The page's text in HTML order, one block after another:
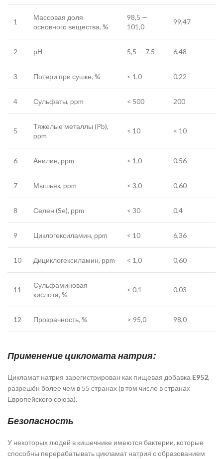
1
Массовая доля
основного вещества, %
98,5 —
101,0
99,47
2 рН 5,5 — 7,5 6,48
3 Потери при сушке, % < 1,0 0,22
4 Сульфаты, ppm < 500 200
5
Тяжелые металлы (Pb),
ppm
< 10 < 10
6 Анилин, ррm < 1,0 0,56
7 Мышьяк, ppm < 3,0 0,60
8 Селен (Se), ррm < 30 0,4
9 Циклогексиламин, ррm < 10 6,36
10 Дициклогексиламин, ррm < 1,0 0,60
11
Сульфаминовая
кислота, %
< 0,1 0,03
12 Прозрачность, % > 95,0 98,0
Применение цикломата натрия:
Цикламат натрия зарегистрирован как пищевая добавка E952,
разрешён более чем в 55 странах (в том числе в странах
Европейского союза).
Безопасность
У некоторых людей в кишечнике имеются бактерии, которые
способны перерабатывать цикламат натрия с образованием